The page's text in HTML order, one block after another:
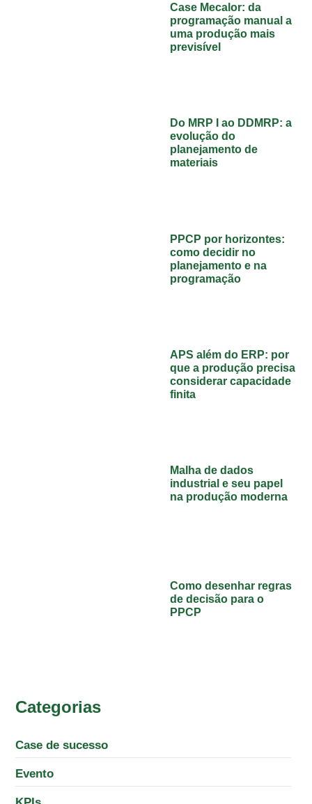
Case Mecalor: da
programação manual a
uma produção mais
previsível
Do MRP I ao DDMRP: a
evolução do
planejamento de
materiais
PPCP por horizontes:
como decidir no
planejamento e na
programação
APS além do ERP: por
que a produção precisa
considerar capacidade
finita
Malha de dados
industrial e seu papel
na produção moderna
Como desenhar regras
de decisão para o
PPCP
Categorias
Case de sucesso
Evento